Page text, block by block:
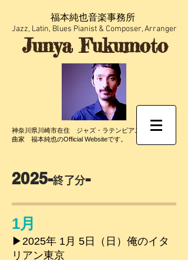
福本純也音楽事務所​
​Jazz, Latin, Blues Pianist & Composer, Arranger
Junya Fukumoto
神奈川県川崎市在住 ジャズ・ラテンピアニスト／作編
曲家 福本純也のOfficial Websiteです。
2025-終了分-
1月
▶︎2025年 1月 5日（日）俺のイタ
リアン東京